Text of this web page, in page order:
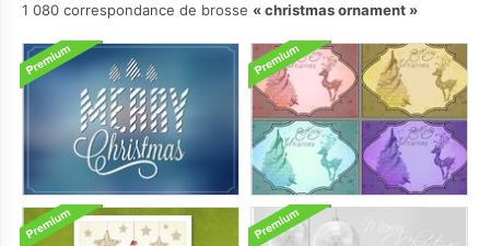
1 080 correspondance de brosse
christmas ornament